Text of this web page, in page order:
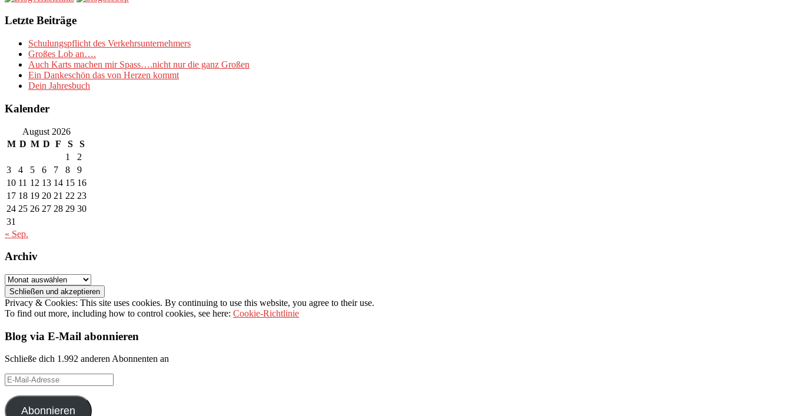
Letzte Beiträge
Schulungspflicht des Verkehrsunternehmers
Großes Lob an….
Auch Karts machen mir Spass….nicht nur die ganz Großen
Ein Dankeschön das von Herzen kommt
Dein Jahresbuch
Kalender
August 2026
M D M D F S
S
1
2
3
4 5 6 7 8
9
10 11 12 13 14 15 16
17 18 19 20 21 22 23
24 25 26 27 28 29 30
31
« Sep.
Archiv
Archiv
Privacy & Cookies: This site uses cookies. By continuing to use this website, you agree to their use.
To find out more, including how to control cookies, see here: Cookie-Richtlinie
Blog via E-Mail abonnieren
Schließe dich 1.992 anderen Abonnenten an
E-
Mail-
Adresse
Abonnieren